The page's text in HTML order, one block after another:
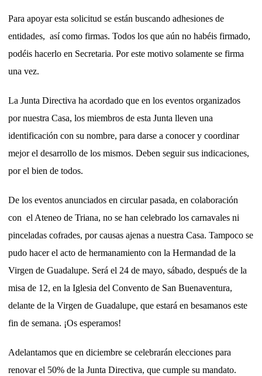
Para apoyar esta solicitud se están buscando adhesiones de
entidades, así como firmas. Todos los que aún no habéis firmado,
podéis hacerlo en Secretaria. Por este motivo solamente se firma
una vez.
La Junta Directiva ha acordado que en los eventos organizados
por nuestra Casa, los miembros de esta Junta lleven una
identificación con su nombre, para darse a conocer y coordinar
mejor el desarrollo de los mismos. Deben seguir sus indicaciones,
por el bien de todos.
De los eventos anunciados en circular pasada, en colaboración
con el Ateneo de Triana, no se han celebrado los carnavales ni
pinceladas cofrades, por causas ajenas a nuestra Casa. Tampoco se
pudo hacer el acto de hermanamiento con la Hermandad de la
Virgen de Guadalupe. Será el 24 de mayo, sábado, después de la
misa de 12, en la Iglesia del Convento de San Buenaventura,
delante de la Virgen de Guadalupe, que estará en besamanos este
fin de semana. ¡Os esperamos!
Adelantamos que en diciembre se celebrarán elecciones para
renovar el 50% de la Junta Directiva, que cumple su mandato.